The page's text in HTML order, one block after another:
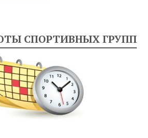
СПОРТИВНЫХ ГРУПП